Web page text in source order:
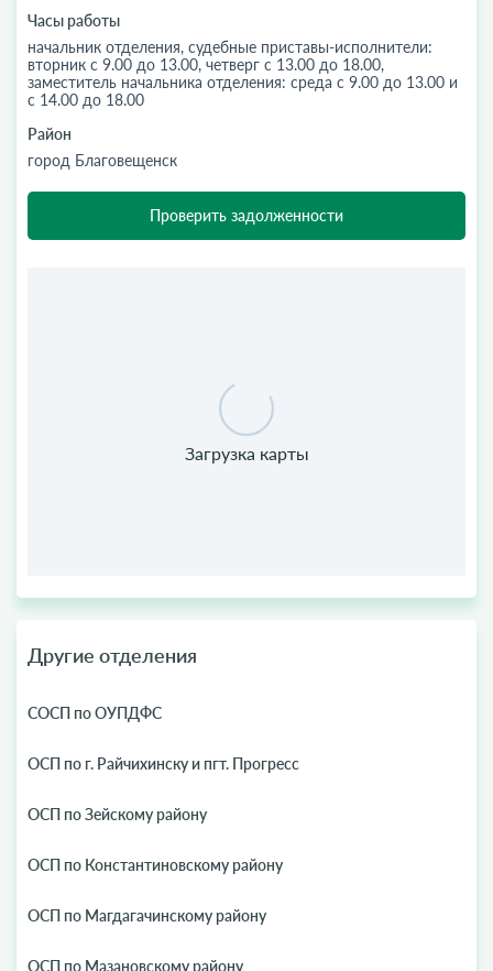
Часы работы
начальник отделения, судебные приставы-исполнители:
вторник с 9.00 до 13.00, четверг с 13.00 до 18.00,
заместитель начальника отделения: среда с 9.00 до 13.00 и
с 14.00 до 18.00
Район
город Благовещенск
Проверить задолженности
Другие отделения
СОСП по ОУПДФС
ОСП по г. Райчихинску и пгт. Прогресс
ОСП по Зейскому району
ОСП по Константиновскому району
ОСП по Магдагачинскому району
ОСП по Мазановскому району